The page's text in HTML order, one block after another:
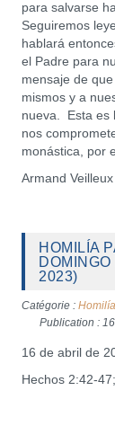
para salvarse
Seguiremos
hablará
el Padre para
mensaje de
mismos y a
nueva. Esta es
nos
monástica, por
Armand Veilleux
HOMILÍA
2023)
Catégorie :
Publication :
16 de abril de
Hechos 2:42-